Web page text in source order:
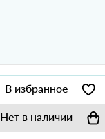
В избранное
Нет в наличии